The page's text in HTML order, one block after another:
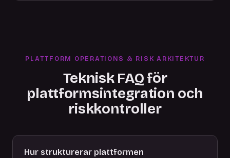
PLATTFORM OPERATIONS & RISK ARKITEKTUR
Teknisk FAQ för
plattformsintegration och
riskkontroller
Hur strukturerar plattformen